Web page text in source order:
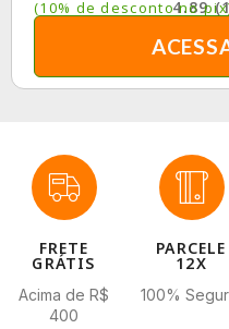
4.89
(10% de desconto no
FRETE
GRÁTIS
Acima de R$
400
PARCELE
12X
100%